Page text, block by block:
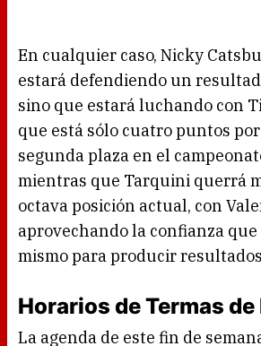
En cualquier caso, Nicky
estará defendiendo un
sino que estará luchando con
que está sólo cuatro puntos
segunda plaza en el
mientras que Tarquini querrá
octava posición actual, con
aprovechando la confianza
mismo para producir
Horarios de Termas de
La agenda de este fin de